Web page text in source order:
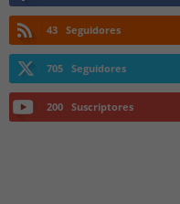
43 Seguidores
705 Seguidores
200 Suscriptores